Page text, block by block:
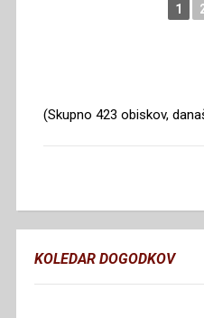
1
(Skupno 423 obiskov,
KOLEDAR DOGODKOV